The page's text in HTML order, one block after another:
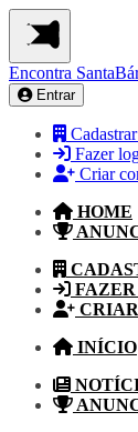
Encontra
Entrar
Fazer
Criar
HOME
INÍCIO